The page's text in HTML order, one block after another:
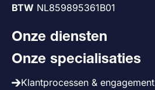
BTW NL859895361B01
Onze diensten
Onze specialisaties
Klantprocessen & engagement